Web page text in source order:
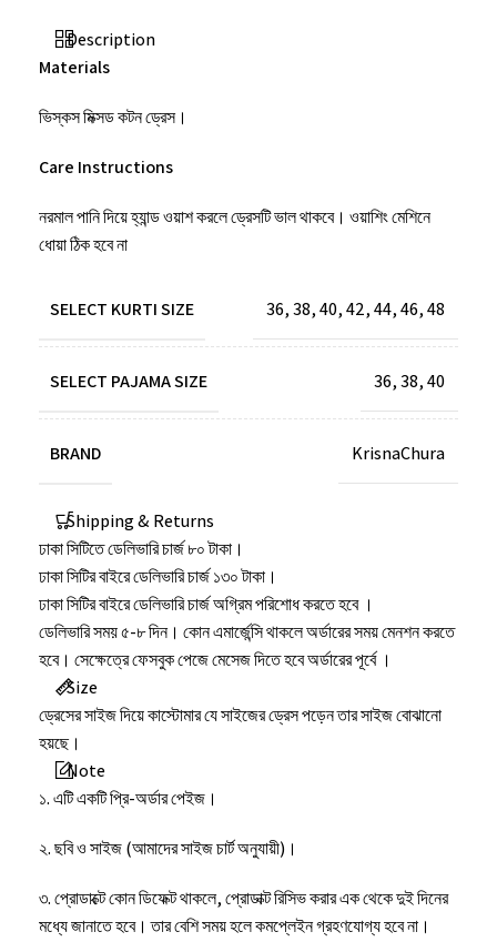
Description
Materials
ভিস্কস মিক্সড কটন ড্রেস।
Care Instructions
নরমাল পানি দিয়ে হ্যান্ড ওয়াশ করলে ড্রেসটি ভাল থাকবে। ওয়াশিং মেশিনে
ধোয়া ঠিক হবে না
SELECT KURTI SIZE 36,38,40,42,44,46,48
SELECT PAJAMA SIZE 36,38,40
BRAND KrisnaChura
Shipping & Returns
ঢাকা সিটিতে ডেলিভারি চার্জ ৮০ টাকা।
ঢাকা সিটির বাইরে ডেলিভারি চার্জ ১৩০ টাকা।
ঢাকা সিটির বাইরে ডেলিভারি চার্জ অগ্রিম পরিশোধ করতে হবে ।
ডেলিভারি সময় ৫-৮ দিন। কোন এমার্জেন্সি থাকলে অর্ডারের সময় মেনশন করতে
হবে। সেক্ষেত্রে ফেসবুক পেজে মেসেজ দিতে হবে অর্ডারের পূর্বে ।
Size
ড্রেসের সাইজ দিয়ে কাস্টোমার যে সাইজের ড্রেস পড়েন তার সাইজ বোঝানো
হয়ছে।
Note
১. এটি একটি প্রি-অর্ডার পেইজ।
২. ছবি ও সাইজ (আমাদের সাইজ চার্ট অনুযায়ী)।
৩. প্রোডাক্টে কোন ডিফেক্ট থাকলে, প্রোডাক্ট রিসিভ করার এক থেকে দুই দিনের
মধ্যে জানাতে হবে। তার বেশি সময় হলে কমপ্লেইন গ্রহণযোগ্য হবে না।